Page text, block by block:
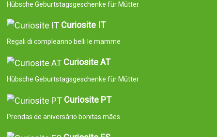
Hübsche Geburtstagsgeschenke für Mütter
Curiosite IT
Regali di compleanno belli le mamme
Curiosite AT
Hübsche Geburtstagsgeschenke für Mütter
Curiosite PT
Prendas de aniversário bonitas mães